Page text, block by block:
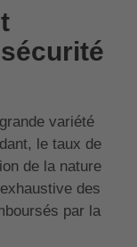
variété
le taux de
de la nature
des
par la